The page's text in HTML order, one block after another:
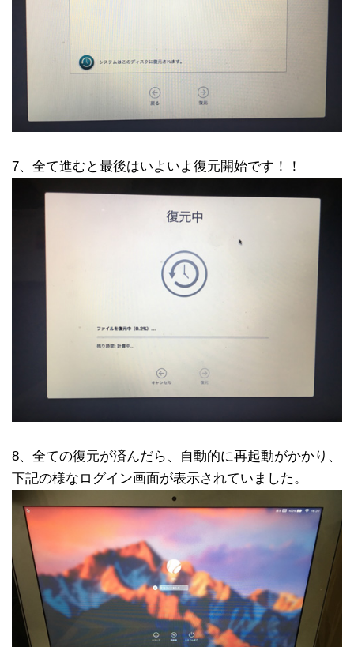
7、全て進むと最後はいよいよ復元開始です！！
8、全ての復元が済んだら、自動的に再起動がかかり、
下記の様な ログイン画面が表示されていました。